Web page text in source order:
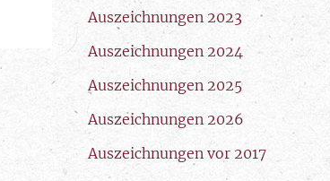
Auszeichnungen 2023
Auszeichnungen 2024
Auszeichnungen 2025
Auszeichnungen 2026
Auszeichnungen vor 2017